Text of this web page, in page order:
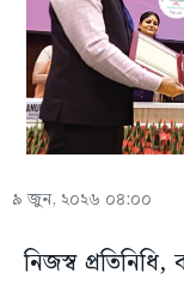
৯ জুন, ২০২৬ ০৪:০০
নিজস্ব